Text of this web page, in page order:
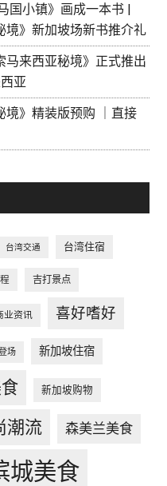
国小镇》画成一本书 |
境》新加坡场新书推介礼
马来西亚秘境》正式推出
亚
境》精装版预购 ｜直接
台湾交通 台湾住宿
吉打景点
业资讯 喜好嗜好
场 新加坡住宿
新加坡购物
潮流 森美兰美食
城美食